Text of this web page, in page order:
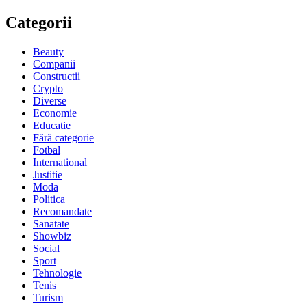
Categorii
Beauty
Companii
Constructii
Crypto
Diverse
Economie
Educatie
Fără categorie
Fotbal
International
Justitie
Moda
Politica
Recomandate
Sanatate
Showbiz
Social
Sport
Tehnologie
Tenis
Turism